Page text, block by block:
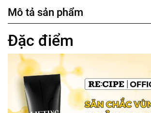
Mô tả sản phẩm
Đặc điểm